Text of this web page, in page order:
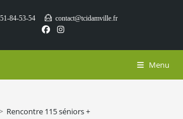
84-53-54 contact@tcidamville.fr
Menu
Rencontre 115 séniors +